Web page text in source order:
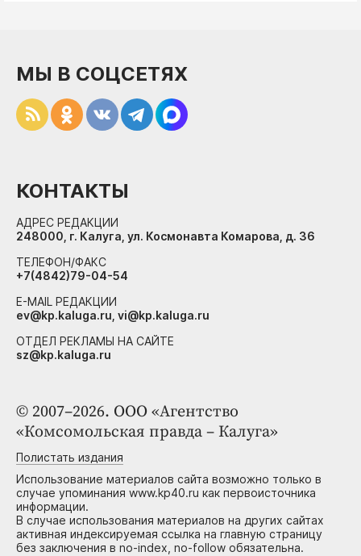
© 2007–2026. ООО «Агентство
«Комсомольская правда – Калуга»
Полистать издания
Использование материалов сайта возможно только в
случае упоминания www.kp40.ru как первоисточника
информации.
В случае использования материалов на других сайтах
активная индексируемая ссылка на главную страницу
без заключения в no-index, no-follow обязательна.
МЫ В СОЦСЕТЯХ
КОНТАКТЫ
АДРЕС РЕДАКЦИИ
248000, г. Калуга, ул. Космонавта Комарова, д. 36
ТЕЛЕФОН/ФАКС
+7(4842)79-04-54
E-MAIL РЕДАКЦИИ
ev@kp.kaluga.ru, vi@kp.kaluga.ru
ОТДЕЛ РЕКЛАМЫ НА САЙТЕ
sz@kp.kaluga.ru